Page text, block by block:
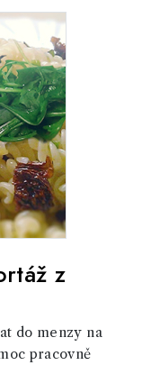
z
do menzy na
pracovně